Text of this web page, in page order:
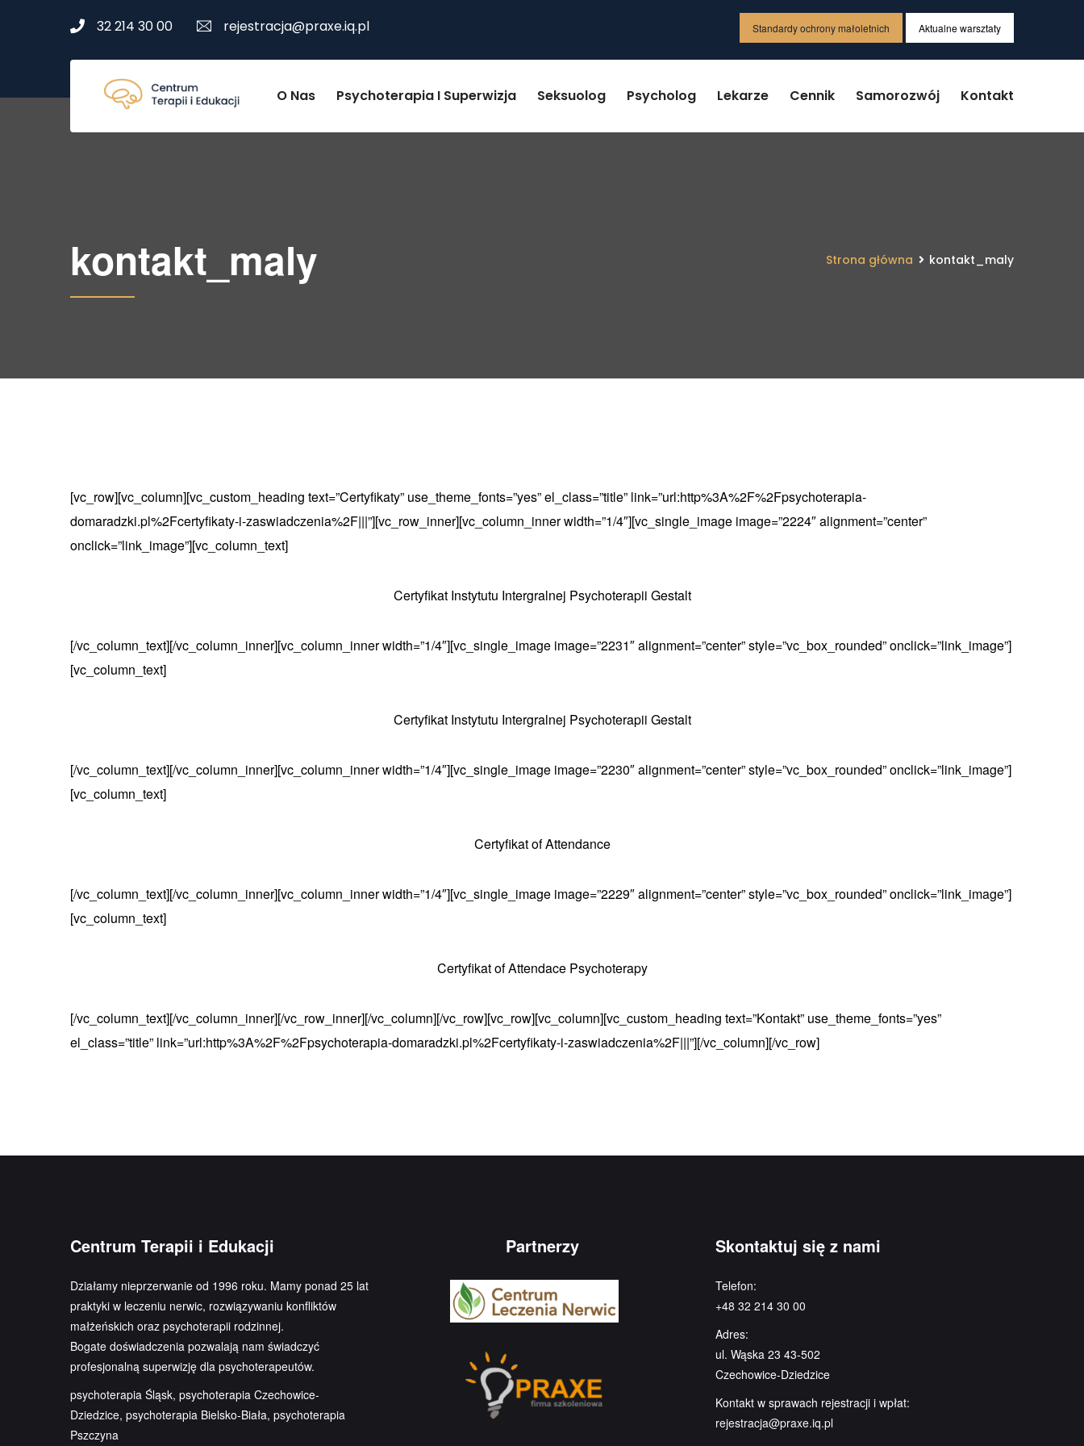
32 214 30 00 rejestracja@praxe.iq.pl Standardy ochrony małoletnich Aktualne warsztaty
O Nas Psychoterapia I Superwizja Seksuolog Psycholog Lekarze Cennik Samorozwój Kontakt
kontakt_maly Strona główna kontakt_maly
[vc_row][vc_column][vc_custom_heading text=”Certyfikaty” use_theme_fonts=”yes” el_class=”title” link=”url:http%3A%2F%2Fpsychoterapia-
domaradzki.pl%2Fcertyfikaty-i-zaswiadczenia%2F|||”][vc_row_inner][vc_column_inner width=”1/4″][vc_single_image image=”2224″ alignment=”center”
onclick=”link_image”][vc_column_text]
Certyfikat Instytutu Intergralnej Psychoterapii Gestalt
[/vc_column_text][/vc_column_inner][vc_column_inner width=”1/4″][vc_single_image image=”2231″ alignment=”center” style=”vc_box_rounded” onclick=”link_image”]
[vc_column_text]
Certyfikat Instytutu Intergralnej Psychoterapii Gestalt
[/vc_column_text][/vc_column_inner][vc_column_inner width=”1/4″][vc_single_image image=”2230″ alignment=”center” style=”vc_box_rounded” onclick=”link_image”]
[vc_column_text]
Certyfikat of Attendance
[/vc_column_text][/vc_column_inner][vc_column_inner width=”1/4″][vc_single_image image=”2229″ alignment=”center” style=”vc_box_rounded” onclick=”link_image”]
[vc_column_text]
Certyfikat of Attendace Psychoterapy
[/vc_column_text][/vc_column_inner][/vc_row_inner][/vc_column][/vc_row][vc_row][vc_column][vc_custom_heading text=”Kontakt” use_theme_fonts=”yes”
el_class=”title” link=”url:http%3A%2F%2Fpsychoterapia-domaradzki.pl%2Fcertyfikaty-i-zaswiadczenia%2F|||”][/vc_column][/vc_row]
Centrum Terapii i Edukacji
Działamy nieprzerwanie od 1996 roku. Mamy ponad 25 lat
praktyki w leczeniu nerwic, rozwiązywaniu konfliktów
małżeńskich oraz psychoterapii rodzinnej.
Bogate doświadczenia pozwalają nam świadczyć
profesjonalną superwizję dla psychoterapeutów.
psychoterapia Śląsk, psychoterapia Czechowice-
Dziedzice, psychoterapia Bielsko-Biała, psychoterapia
Pszczyna
Partnerzy Skontaktuj się z nami
Telefon:
+48 32 214 30 00
Adres:
ul. Wąska 23 43-502
Czechowice-Dziedzice
Kontakt w sprawach rejestracji i wpłat:
rejestracja@praxe.iq.pl